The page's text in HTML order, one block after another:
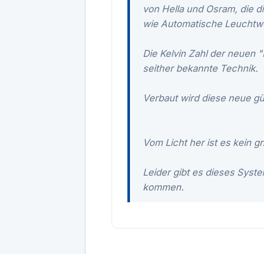
von Hella und Osram, die
wie Automatische
Die Kelvin Zahl der neuen
seither bekannte Technik.
Verbaut wird diese neue
Vom Licht her ist es kein
Leider gibt es dieses
kommen.